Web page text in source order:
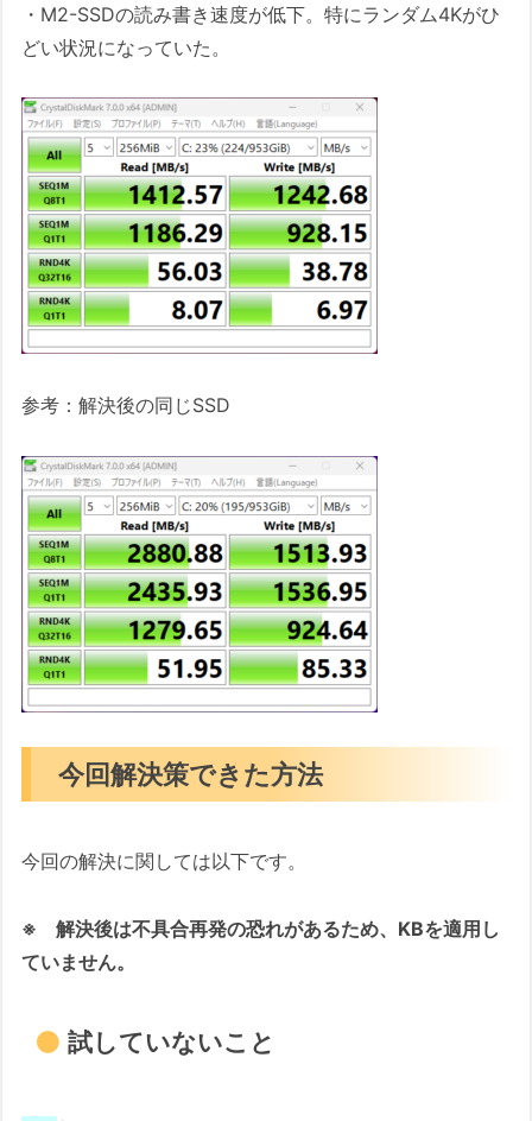
・M2-SSDの読み書き速度が低下。特にランダム4Kがひ
どい状況になっていた。
参考：解決後の同じSSD
今回解決策できた方法
今回の解決に関しては以下です。
※ 解決後は不具合再発の恐れがあるため、KBを適用し
ていません。
試していないこと